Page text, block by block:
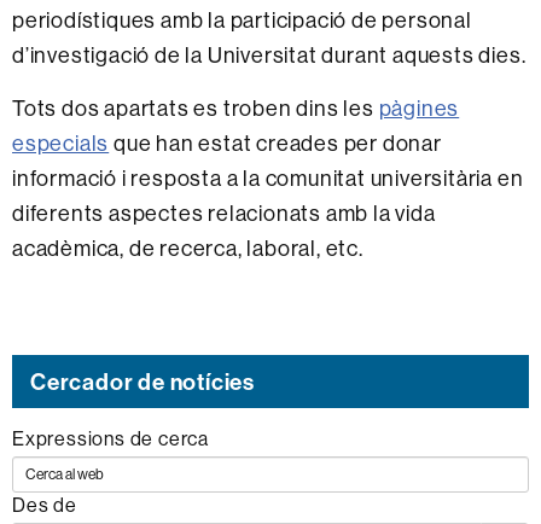
periodístiques amb la participació de personal
d’investigació de la Universitat durant aquests dies.
Tots dos apartats es troben dins les pàgines
especials que han estat creades per donar
informació i resposta a la comunitat universitària en
diferents aspectes relacionats amb la vida
acadèmica, de recerca, laboral, etc.
Cercador de notícies
Expressions de cerca
Des de